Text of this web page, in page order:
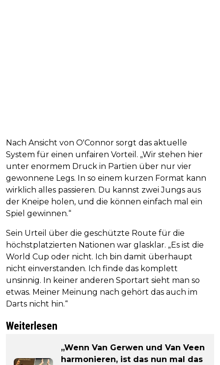
Nach Ansicht von O'Connor sorgt das aktuelle
System für einen unfairen Vorteil. „Wir stehen hier
unter enormem Druck in Partien über nur vier
gewonnene Legs. In so einem kurzen Format kann
wirklich alles passieren. Du kannst zwei Jungs aus
der Kneipe holen, und die können einfach mal ein
Spiel gewinnen.“
Sein Urteil über die geschützte Route für die
höchstplatzierten Nationen war glasklar. „Es ist die
World Cup oder nicht. Ich bin damit überhaupt
nicht einverstanden. Ich finde das komplett
unsinnig. In keiner anderen Sportart sieht man so
etwas. Meiner Meinung nach gehört das auch im
Darts nicht hin.“
Weiterlesen
„Wenn Van Gerwen und Van Veen
harmonieren, ist das nun mal das